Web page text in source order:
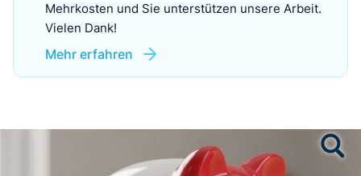
Mehrkosten und Sie unterstützen unsere Arbeit.
Vielen Dank!
Mehr erfahren